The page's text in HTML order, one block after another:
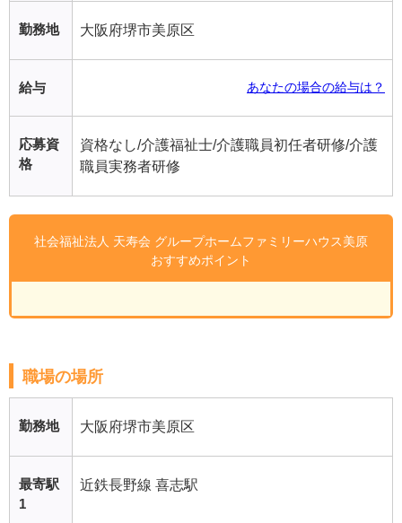
勤務地 大阪府堺市美原区
給与 あなたの場合の給与は？
応募資
格
資格なし/介護福祉士/介護職員初任者研修/介護
職員実務者研修
社会福祉法人 天寿会 グループホームファミリーハウス美原
おすすめポイント
職場の場所
勤務地 大阪府堺市美原区
最寄駅
1
近鉄長野線 喜志駅